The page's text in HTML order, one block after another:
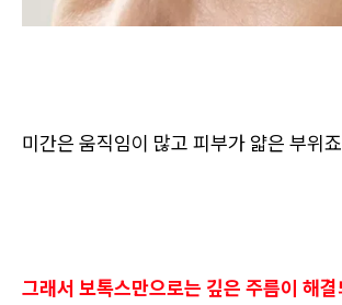
미간은 움직임이 많고 피부가 얇은 부위
그래서 보톡스만으로는 깊은 주름이 해